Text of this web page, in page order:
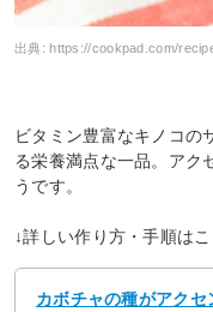
出典: https://cookpad.com/
ビタミン豊富なキノコの
る栄養満点な一品。アク
うです。
↓詳しい作り方・手順はこ
カボチャの種がアク